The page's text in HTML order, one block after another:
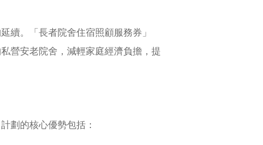
續。「長者院舍住宿照顧服務券」
營安老院舍，減輕家庭經濟負擔，提
劃的核心優勢包括：